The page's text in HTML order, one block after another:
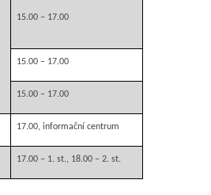
15.00 – 17.00
15.00 – 17.00
15.00 – 17.00
17.00, informační centrum
17.00 – 1. st., 18.00 – 2. st.